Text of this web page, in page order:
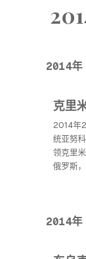
2014年
克里
2014年
统亚努
领克里
俄罗斯
2014年